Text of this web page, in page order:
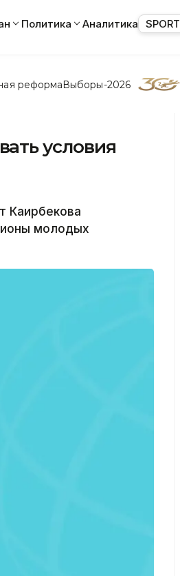
Политика Аналитика SPORT
реформаВыборы-2026
условия
Каирбекова
молодых